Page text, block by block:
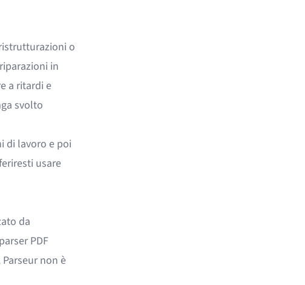
o
in
a ritardi e
svolto
di lavoro e poi
usare
da
parser PDF
non è